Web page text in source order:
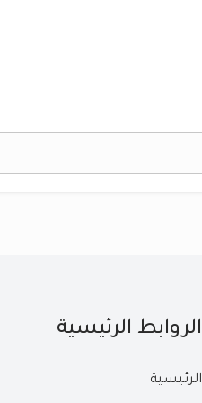
الروابط الرئيسية
الرئيسية